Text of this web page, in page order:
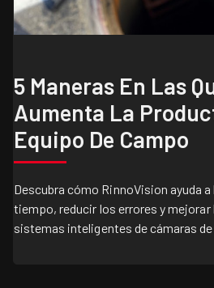
5 Maneras En Las
Aumenta La
Equipo De Campo
Descubra cómo RinnoVision ayuda
tiempo, reducir los errores y mejorar
sistemas inteligentes de cámaras